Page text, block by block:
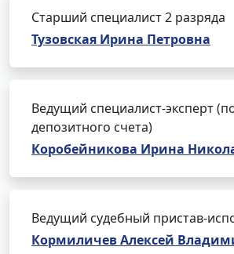
Старший специалист 2 разряда
Тузовская Ирина Петровна
Ведущий специалист-эксперт
депозитного счета)
Коробейникова Ирина
Ведущий судебный пристав-
Кормиличев Алексей